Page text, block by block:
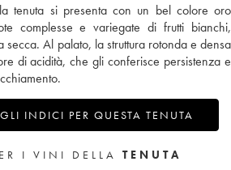
tenuta si presenta con un bel colore oro
complesse e variegate di frutti bianchi,
secca. Al palato, la struttura rotonda e densa
di acidità, che gli conferisce persistenza e
INDICI PER QUESTA TENUTA
I VINI DELLA TENUTA